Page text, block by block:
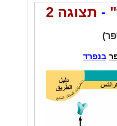
- תצוגה 2
)
בנפרד